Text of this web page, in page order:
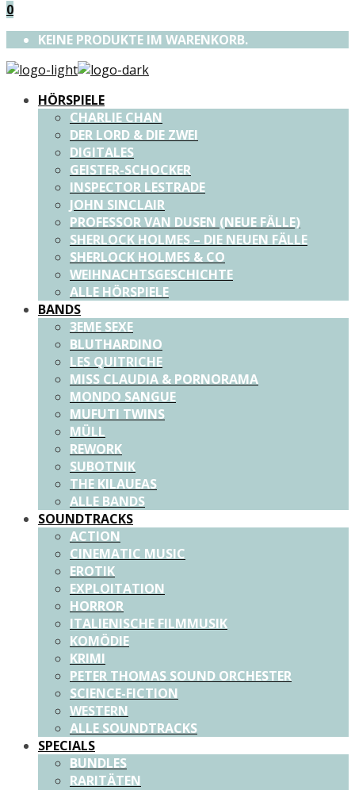
0
KEINE PRODUKTE IM WARENKORB.
HÖRSPIELE
CHARLIE CHAN
DER LORD & DIE ZWEI
DIGITALES
GEISTER-SCHOCKER
INSPECTOR LESTRADE
JOHN SINCLAIR
PROFESSOR VAN DUSEN (NEUE FÄLLE)
SHERLOCK HOLMES – DIE NEUEN FÄLLE
SHERLOCK HOLMES & CO
WEIHNACHTSGESCHICHTE
ALLE HÖRSPIELE
BANDS
3EME SEXE
BLUTHARDINO
LES QUITRICHE
MISS CLAUDIA & PORNORAMA
MONDO SANGUE
MUFUTI TWINS
MÜLL
REWORK
SUBOTNIK
THE KILAUEAS
ALLE BANDS
SOUNDTRACKS
ACTION
CINEMATIC MUSIC
EROTIK
EXPLOITATION
HORROR
ITALIENISCHE FILMMUSIK
KOMÖDIE
KRIMI
PETER THOMAS SOUND ORCHESTER
SCIENCE-FICTION
WESTERN
ALLE SOUNDTRACKS
SPECIALS
BUNDLES
RARITÄTEN